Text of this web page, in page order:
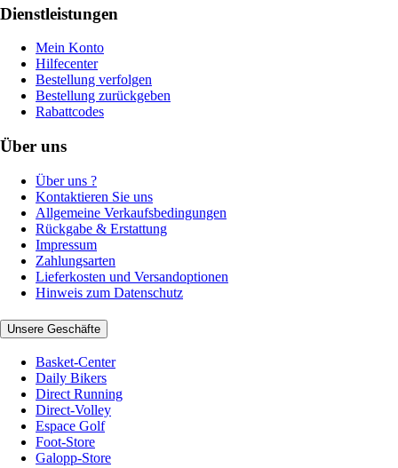
Dienstleistungen
Mein Konto
Hilfecenter
Bestellung verfolgen
Bestellung zurückgeben
Rabattcodes
Über uns
Über uns ?
Kontaktieren Sie uns
Allgemeine Verkaufsbedingungen
Rückgabe & Erstattung
Impressum
Zahlungsarten
Lieferkosten und Versandoptionen
Hinweis zum Datenschutz
Unsere Geschäfte
Basket-Center
Daily Bikers
Direct Running
Direct-Volley
Espace Golf
Foot-Store
Galopp-Store